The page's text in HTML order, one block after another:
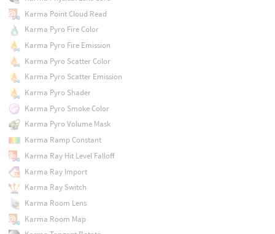
Karma Point Cloud Read
Karma Pyro Fire Color
Karma Pyro Fire Emission
Karma Pyro Scatter Color
Karma Pyro Scatter Emission
Karma Pyro Shader
Karma Pyro Smoke Color
Karma Pyro Volume Mask
Karma Ramp Constant
Karma Ray Hit Level Falloff
Karma Ray Import
Karma Ray Switch
Karma Room Lens
Karma Room Map